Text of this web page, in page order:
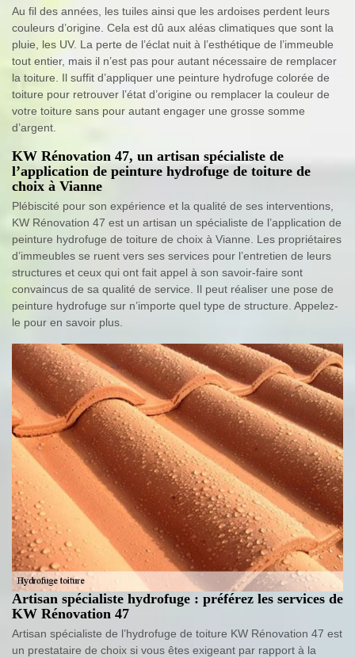
Au fil des années, les tuiles ainsi que les ardoises perdent leurs
couleurs d’origine. Cela est dû aux aléas climatiques que sont la
pluie, les UV. La perte de l’éclat nuit à l’esthétique de l’immeuble
tout entier, mais il n’est pas pour autant nécessaire de remplacer
la toiture. Il suffit d’appliquer une peinture hydrofuge colorée de
toiture pour retrouver l’état d’origine ou remplacer la couleur de
votre toiture sans pour autant engager une grosse somme
d’argent.
KW Rénovation 47, un artisan spécialiste de
l’application de peinture hydrofuge de toiture de
choix à Vianne
Plébiscité pour son expérience et la qualité de ses interventions,
KW Rénovation 47 est un artisan un spécialiste de l’application de
peinture hydrofuge de toiture de choix à Vianne. Les propriétaires
d’immeubles se ruent vers ses services pour l’entretien de leurs
structures et ceux qui ont fait appel à son savoir-faire sont
convaincus de sa qualité de service. Il peut réaliser une pose de
peinture hydrofuge sur n’importe quel type de structure. Appelez-
le pour en savoir plus.
Artisan spécialiste hydrofuge : préférez les services de
KW Rénovation 47
Artisan spécialiste de l’hydrofuge de toiture KW Rénovation 47 est
un prestataire de choix si vous êtes exigeant par rapport à la